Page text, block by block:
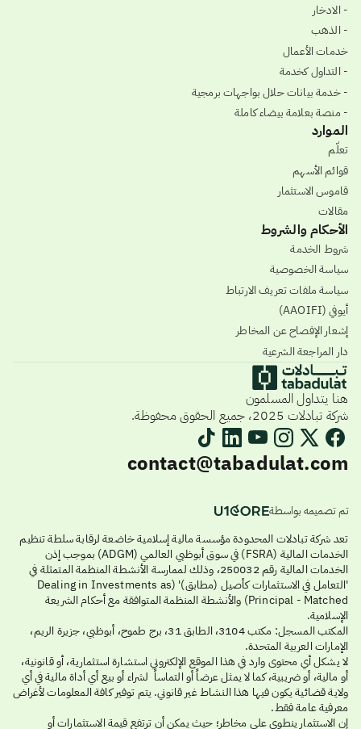
- الادخار
- الذهب
خدمات الأعمال
- التداول كخدمة
- خدمة بيانات حلال بواجهات برمجية
- منصة بعلامة بيضاء كاملة
الموارد
تعلّم
قوائم الأسهم
قاموس الاستثمار
مقالات
الأحكام والشروط
شروط الخدمة
سياسة الخصوصية
سياسة ملفات تعريف الارتباط
أيوفي (AAOIFI)
إشعار الإفصاح عن المخاطر
دار المراجعة الشرعية
هنا يتداول المسلمون
شركة تبادلات 2025، جميع الحقوق محفوظة.
contact@tabadulat.com
تم تصميمه بواسطة
تعد شركة تبادلات المحدودة مؤسسة مالية إسلامية خاضعة لرقابة سلطة تنظيم
الخدمات المالية (FSRA) في سوق أبوظبي العالمي (ADGM) بموجب إذن
الخدمات المالية رقم 250032، وذلك لممارسة الأنشطة المنظمة المتمثلة في
'التعامل في الاستثمارات كأصيل (مطابق)' (Dealing in Investments as
Principal - Matched) والأنشطة المنظمة المتوافقة مع أحكام الشريعة
الإسلامية.
المكتب المسجل: مكتب 3104، الطابق 31، برج طموح، أبوظبي، جزيرة الريم،
الإمارات العربية المتحدة.
لا يشكل أي محتوى وارد في هذا الموقع الإلكتروني استشارة استثمارية، أو قانونية،
أو مالية، أو ضريبية، كما لا يمثل عرضاً أو التماساً لشراء أو بيع أي أداة مالية في أي
ولاية قضائية يكون فيها هذا النشاط غير قانوني. يتم توفير كافة المعلومات لأغراض
معرفية عامة فقط.
إن الاستثمار ينطوي على مخاطر؛ حيث يمكن أن ترتفع قيمة الاستثمارات أو